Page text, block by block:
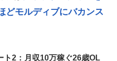
どモルディブにバカンス
ト2：月収10万稼ぐ26歳OL